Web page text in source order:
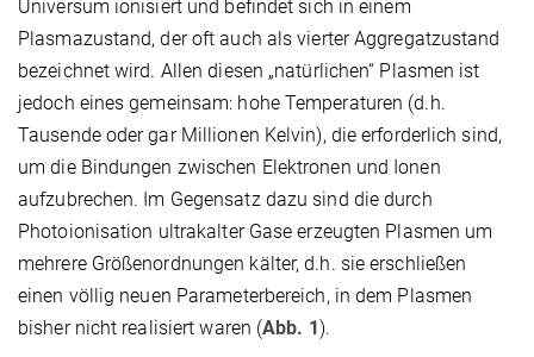
Universum ionisiert und befindet sich in einem
Plasmazustand, der oft auch als vierter Aggregatzustand
bezeichnet wird. Allen diesen „natürlichen“ Plasmen ist
jedoch eines gemeinsam: hohe Temperaturen (d.h.
Tausende oder gar Millionen Kelvin), die erforderlich sind,
um die Bindungen zwischen Elektronen und Ionen
aufzubrechen. Im Gegensatz dazu sind die durch
Photoionisation ultrakalter Gase erzeugten Plasmen um
mehrere Größenordnungen kälter, d.h. sie erschließen
einen völlig neuen Parameterbereich, in dem Plasmen
bisher nicht realisiert waren (Abb. 1).